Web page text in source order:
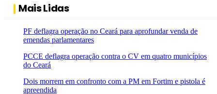
Mais Lidas
PF deflagra operação no Ceará para aprofundar venda de
emendas parlamentares
PCCE deflagra operação contra o CV em quatro municípios
do Ceará
Dois morrem em confronto com a PM em Fortim e pistola é
apreendida